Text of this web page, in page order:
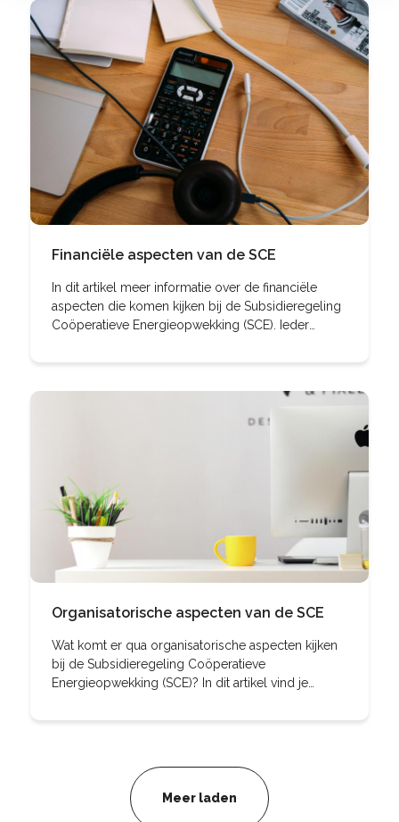
Financiële aspecten van de SCE
In dit artikel meer informatie over de financiële
aspecten die komen kijken bij de Subsidieregeling
Coöperatieve Energieopwekking (SCE). Ieder
uitdaging
Organisatorische aspecten van de SCE
Wat komt er qua organisatorische aspecten kijken
bij de Subsidieregeling Coöperatieve
Energieopwekking (SCE)? In dit artikel vind je
Meer laden